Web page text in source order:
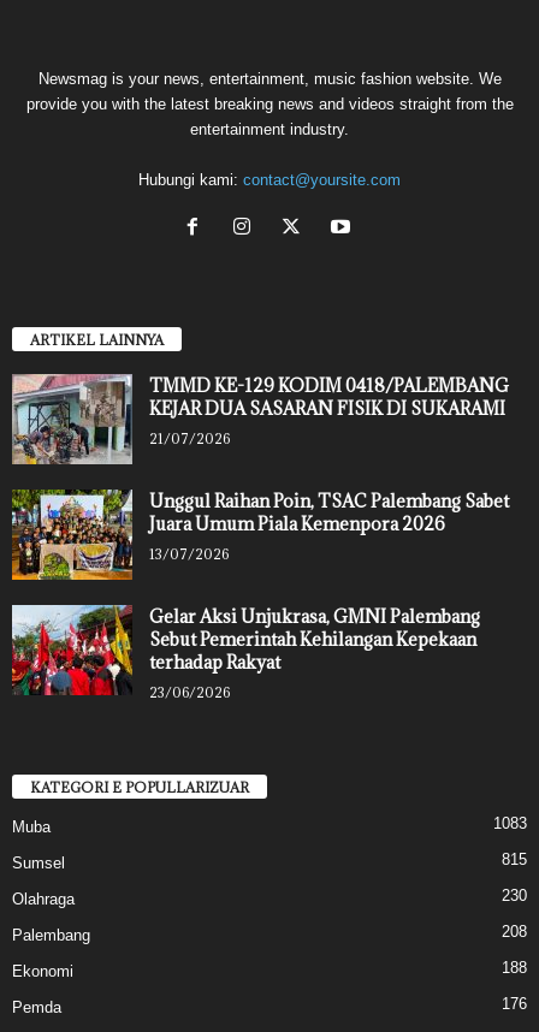
Newsmag is your news, entertainment, music fashion website. We
provide you with the latest breaking news and videos straight from the
entertainment industry.
Hubungi kami: contact@yoursite.com
ARTIKEL LAINNYA
TMMD KE-129 KODIM 0418/PALEMBANG
KEJAR DUA SASARAN FISIK DI SUKARAMI
21/07/2026
Unggul Raihan Poin, TSAC Palembang Sabet
Juara Umum Piala Kemenpora 2026
13/07/2026
Gelar Aksi Unjukrasa, GMNI Palembang
Sebut Pemerintah Kehilangan Kepekaan
terhadap Rakyat
23/06/2026
KATEGORI E POPULLARIZUAR
Muba 1083
Sumsel 815
Olahraga 230
Palembang 208
Ekonomi 188
Pemda 176